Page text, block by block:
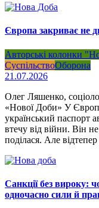
Європа закриває не
Авторські колонки
СуспільствоОборона
21.07.2026
Олег Ляшенко,
«Нової Доби» У
український паспорт
втечу від війни. Він
поділася. Але
Санкції без вироку:
одночасно сили й